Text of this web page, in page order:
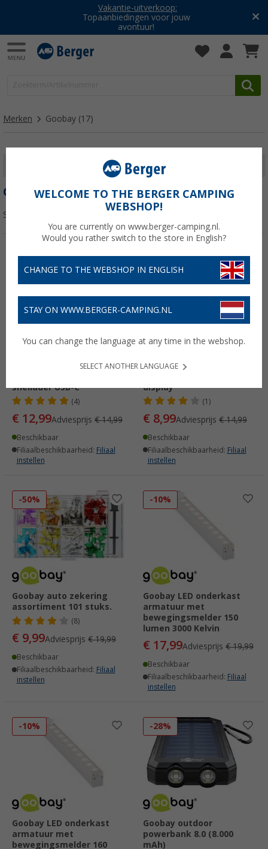
Vakantie-uitverkoop:
Topaanbiedingen voor jouw
avontuur!
Merken Goobay (17)
FILTER WEERGEVEN
GOOBAY
Sorteren:
-13%
48W USB-C PD + QC3.0 sw
snellader USB-C
(4)
€ 12,99Adviesprijs € 14,99
Beschikbaar
Filiaalbeschikbaarheid: Filiaal
instellen
-40%
multifunctionele
display
(1)
€ 8,99Adviesprijs € 14,99
Beschikbaar
Filiaalbeschikbaarheid: Filiaal
instellen
-50%
Goobay auto zekering
assortiment 101 stuks.
(8)
€ 9,99Adviesprijs € 19,99
Beschikbaar
Filiaalbeschikbaarheid: Filiaal
instellen
-10%
Goobay LED onderkast
armatuur met
bewegingsmelder 150
lumen 3000 Kelvin
€ 17,99Adviesprijs € 19,99
Beschikbaar
Filiaalbeschikbaarheid: Filiaal
instellen
-10%
Goobay LED onderkast
armatuur met
bewegingsmelder 160
-28%
Goobay outdoor
powerbank 8.0 (8.000
mAh)
WELCOME TO THE BERGER CAMPING
WEBSHOP!
You are currently on www.berger-camping.nl.
Would you rather switch to the store in English?
CHANGE TO THE WEBSHOP IN ENGLISH
STAY ON WWW.BERGER-CAMPING.NL
You can change the language at any time in the webshop.
SELECT ANOTHER LANGUAGE